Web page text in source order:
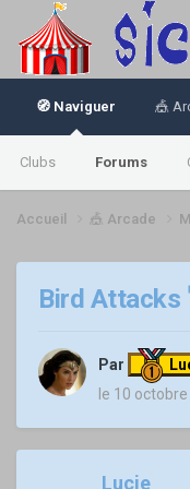
🧭 Naviguer
Clubs Forums
🎪
Accueil 🎪 Arcade
Bird Attacks
Par
le 10
Lucie